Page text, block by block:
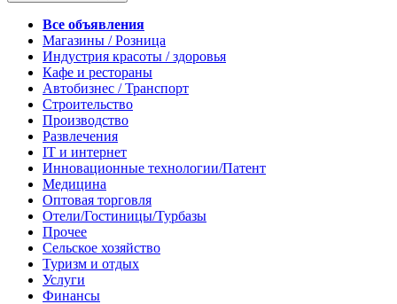
Все объявления
Магазины / Розница
Индустрия красоты / здоровья
Кафе и рестораны
Автобизнес / Транспорт
Строительство
Производство
Развлечения
IT и интернет
Инновационные технологии/Патент
Медицина
Оптовая торговля
Отели/Гостиницы/Турбазы
Прочее
Сельское хозяйство
Туризм и отдых
Услуги
Финансы